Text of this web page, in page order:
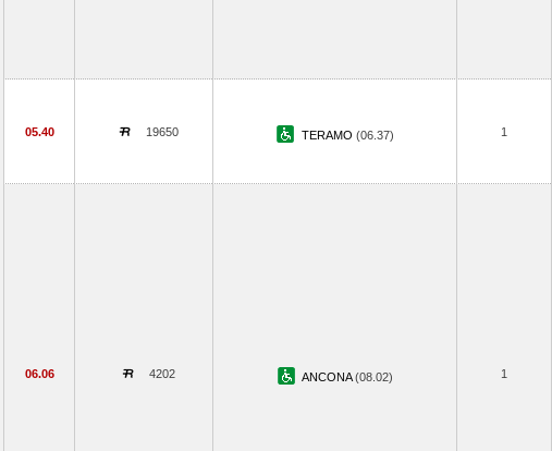
05.40 19650 TERAMO (06.37) 1
06.06 4202 ANCONA(08.02) 1